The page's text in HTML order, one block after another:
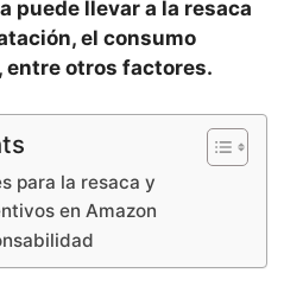
puede llevar a la resaca
el consumo
entre otros factores.
para la resaca y
en Amazon